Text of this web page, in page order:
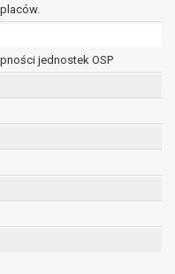
jednostek OSP